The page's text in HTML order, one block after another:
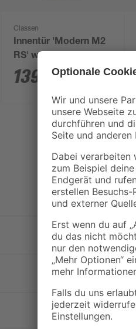
Classen
Innentür 'Modern M2
RS' weiß 198,5 x 73,5
cm, Rechtsanschlag
139 99 €